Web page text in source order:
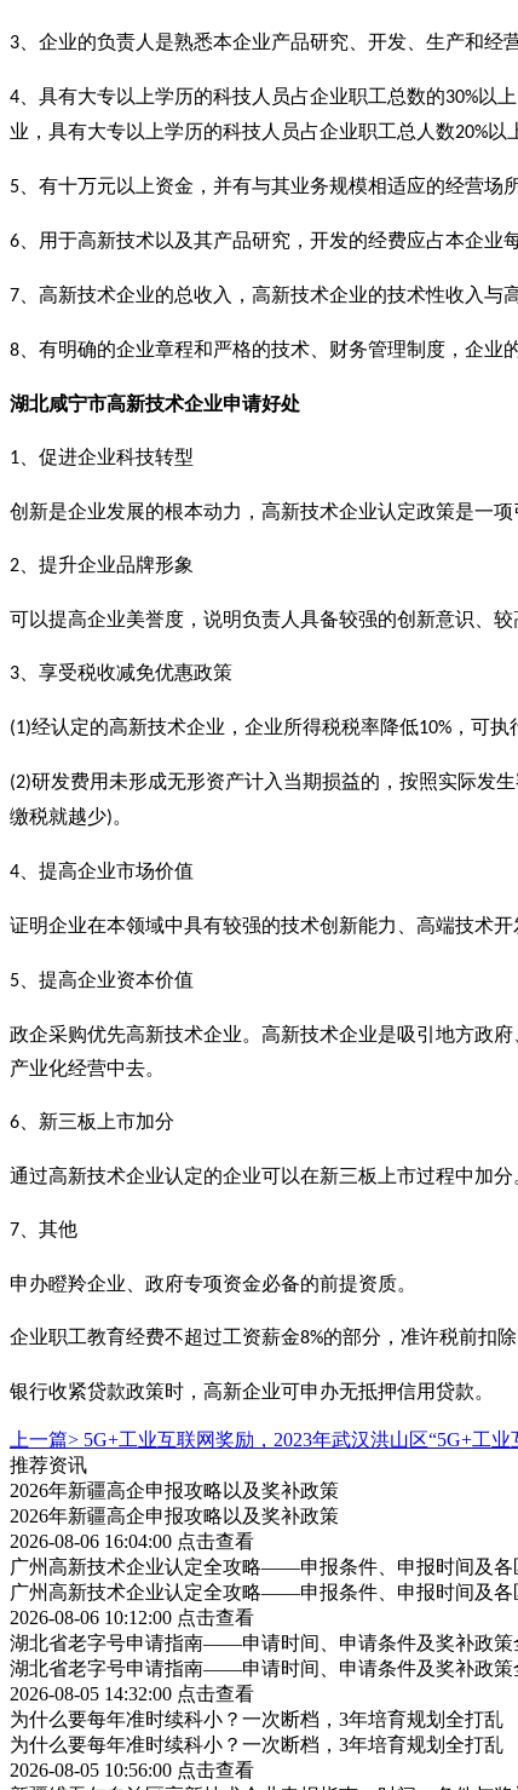
3 、企业的负责人是熟悉本企业产品研究、开发、生产和经
4 、具有大专以上学历的科技人员占企业职工总数的30%以上
业，具有大专以上学历的科技人员占企业职工总人数20%以
5 、有十万元以上资金，并有与其业务规模相适应的经营场
6 、用于高新技术以及其产品研究，开发的经费应占本企业
7 、高新技术企业的总收入，高新技术企业的技术性收入
8 、有明确的企业章程和严格的技术、财务管理制度，企业
湖北咸宁市高新技术企业申请好处
1 、促进企业科技转型
创新是企业发展的根本动力，高新技术企业认定政策是一
2 、提升企业品牌形象
可以提高企业美誉度，说明负责人具备较强的创新意识、
3 、享受税收减免优惠政策
(1)经认定的高新技术企业，企业所得税税率降低10% ，可执
(2)研发费用未形成无形资产计入当期损益的，按照实际发
缴税就越少)。
4 、提高企业市场价值
证明企业在本领域中具有较强的技术创新能力、高端技术
5 、提高企业资本价值
政企采购优先高新技术企业。高新技术企业是吸引地方政
产业化经营中去。
6 、新三板上市加分
通过高新技术企业认定的企业可以在新三板上市过程中加分
7 、其他
申办瞪羚企业、政府专项资金必备的前提资质。
企业职工教育经费不超过工资薪金8%的部分，准许税前扣除
银行收紧贷款政策时，高新企业可申办无抵押信用贷款。
上一篇> 5G+工业互联网奖励，2023年武汉洪山区“5G+工
推荐资讯
2026年新疆高企申报攻略以及奖补政策
2026年新疆高企申报攻略以及奖补政策
2026-08-06 16:04:00 点击查看
广州高新技术企业认定全攻略——申报条件、申报时间及各
广州高新技术企业认定全攻略——申报条件、申报时间及各
2026-08-06 10:12:00 点击查看
湖北省老字号申请指南——申请时间、申请条件及奖补政策
湖北省老字号申请指南——申请时间、申请条件及奖补政策
2026-08-05 14:32:00 点击查看
为什么要每年准时续科小？一次断档，3年培育规划全打乱
为什么要每年准时续科小？一次断档，3年培育规划全打乱
2026-08-05 10:56:00 点击查看